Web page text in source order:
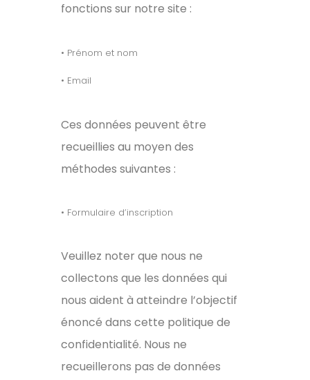
fonctions sur notre site :
• Prénom et nom
• Email
Ces données peuvent être
recueillies au moyen des
méthodes suivantes :
• Formulaire d’inscription
Veuillez noter que nous ne
collectons que les données qui
nous aident à atteindre l’objectif
énoncé dans cette politique de
confidentialité. Nous ne
recueillerons pas de données